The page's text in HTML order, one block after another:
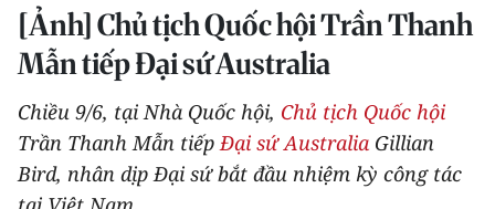
DU LỊCH
THẾ GIỚI
THỂ THAO
GIÁO DỤC
[Ảnh] Chủ tịch Quốc hội Trần Thanh
Mẫn tiếp Đại sứ Australia
Chiều 9/6, tại Nhà Quốc hội, Chủ tịch Quốc hội
Trần Thanh Mẫn tiếpĐại sứ Australia Gillian
Bird, nhân dịp Đại sứ bắt đầu nhiệm kỳ công tác